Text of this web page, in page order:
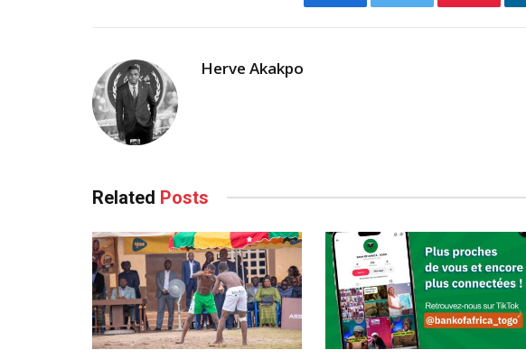
Facebook Twitter Pinterest
Herve Akakpo
Related Posts